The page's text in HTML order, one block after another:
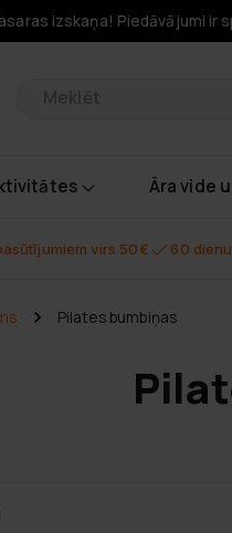
izskaņa! Piedāvājumi ir
Āra vide
virs 50€ 60
Pilates bumbiņas